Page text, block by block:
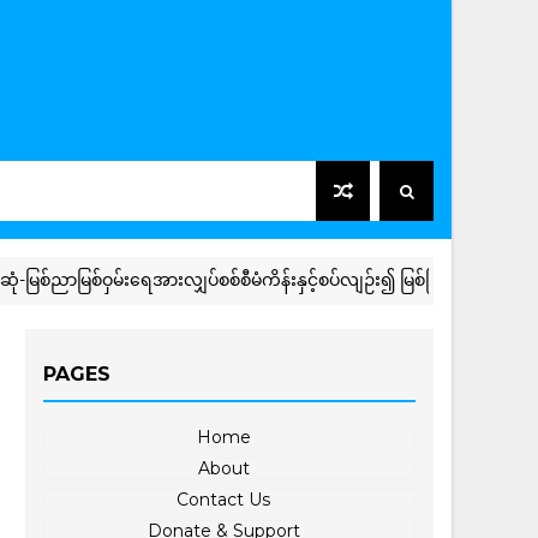
မြစ်ဝှမ်းရေအားလျှပ်စစ်စီမံကိန်းနှင့်စပ်လျဉ်း၍ မြစ်ကြီးနားမြို့ပေါ်ရပ်
PAGES
Home
About
Contact Us
Donate & Support